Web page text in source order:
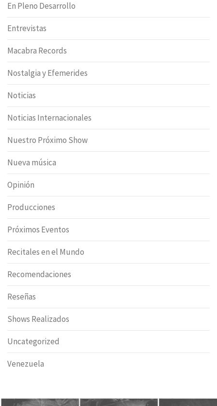
En Pleno Desarrollo
Entrevistas
Macabra Records
Nostalgia y Efemerides
Noticias
Noticias Internacionales
Nuestro Próximo Show
Nueva música
Opinión
Producciones
Próximos Eventos
Recitales en el Mundo
Recomendaciones
Reseñas
Shows Realizados
Uncategorized
Venezuela